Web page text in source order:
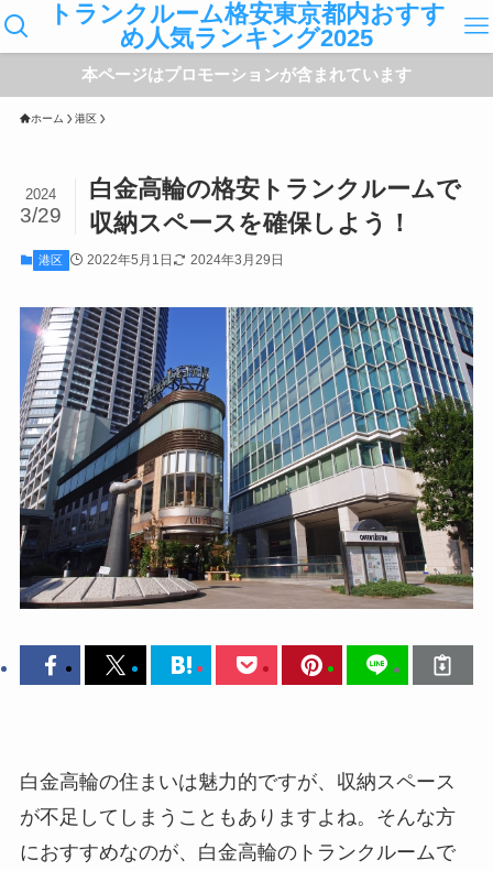
トランクルーム格安東京都内おすす
め人気ランキング2025
本ページはプロモーションが含まれています
ホーム 港区
白金高輪の格安トランクルームで
収納スペースを確保しよう！
2024
3/29
港区 2022年5月1日 2024年3月29日
白金高輪の住まいは魅力的ですが、収納スペース
が不足してしまうこともありますよね。そんな方
におすすめなのが、白金高輪のトランクルームで